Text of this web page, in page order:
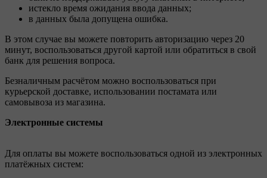
истекло время ожидания ввода данных;
в данных была допущена ошибка.
В этом случае вы можете повторить авторизацию через 20
минут, воспользоваться другой картой или обратиться в свой
банк для решения вопроса.
Безналичным расчётом можно воспользоваться при
курьерской доставке, использовании постамата или
самовывоза из магазина.
Электронные системы
Для оплаты вы можете воспользоваться одной из электронных
платёжных систем: